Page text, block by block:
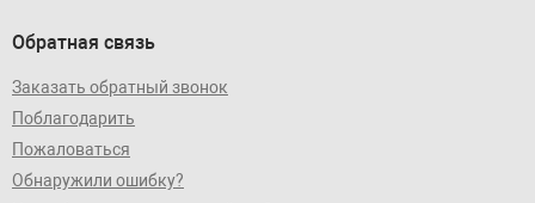
Обратная связь
Заказать обратный звонок
Поблагодарить
Пожаловаться
Обнаружили ошибку?